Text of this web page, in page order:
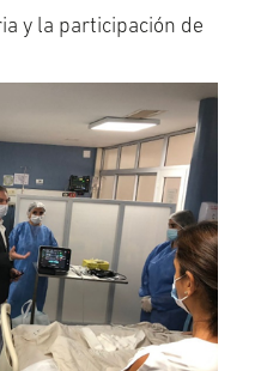
y la participación de